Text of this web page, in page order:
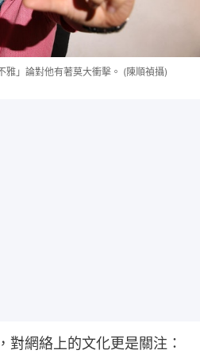
雅」論對他有著莫大衝擊。 (陳順禎攝)
對網絡上的文化更是關注：